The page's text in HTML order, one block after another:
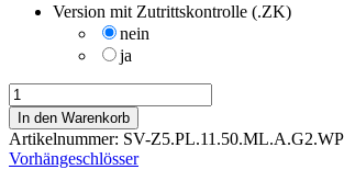
Version mit Zutrittskontrolle (.ZK)
nein
ja
Digitales
Vorhängeschloss
AX
11/50mm
Menge
In den Warenkorb
Artikelnummer: SV-Z5.PL.11.50.ML.A.G2.WP
Vorhängeschlösser